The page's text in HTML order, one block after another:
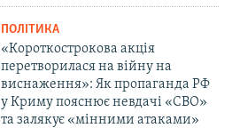
ПОЛІТИКА
«Короткострокова акція
перетворилася на війну на
виснаження»: Як пропаганда РФ
у Криму пояснює невдачі «СВО»
та залякує «мінними атаками»